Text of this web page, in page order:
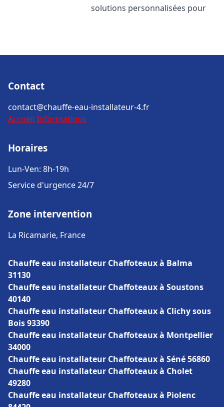
solutions personnalisées pour
Contact
contact@chauffe-eau-installateur-4.fr
Accueil Informations
Horaires
Lun-Ven: 8h-19h
Service d'urgence 24/7
Zone intervention
La Ricamarie, France
Chauffe eau installateur Chaffoteaux à Balma
31130
Chauffe eau installateur Chaffoteaux à Soustons
40140
Chauffe eau installateur Chaffoteaux à Clichy sous
Bois 93390
Chauffe eau installateur Chaffoteaux à Montpellier
34000
Chauffe eau installateur Chaffoteaux à Séné 56860
Chauffe eau installateur Chaffoteaux à Cholet
49280
Chauffe eau installateur Chaffoteaux à Piolenc